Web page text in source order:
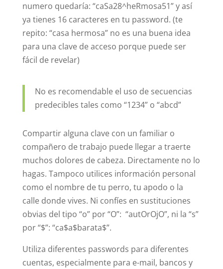
numero quedaría: “caSa28^heRmosa51” y así
ya tienes 16 caracteres en tu password. (te
repito: “casa hermosa” no es una buena idea
para una clave de acceso porque puede ser
fácil de revelar)
No es recomendable el uso de secuencias
predecibles tales como “1234” o “abcd”
Compartir alguna clave con un familiar o
compañero de trabajo puede llegar a traerte
muchos dolores de cabeza. Directamente no lo
hagas. Tampoco utilices información personal
como el nombre de tu perro, tu apodo o la
calle donde vives. Ni confíes en sustituciones
obvias del tipo “o” por “O”: “autOrOjO”, ni la “s”
por “$”: “ca$a$barata$”.
Utiliza diferentes passwords para diferentes
cuentas, especialmente para e-mail, bancos y